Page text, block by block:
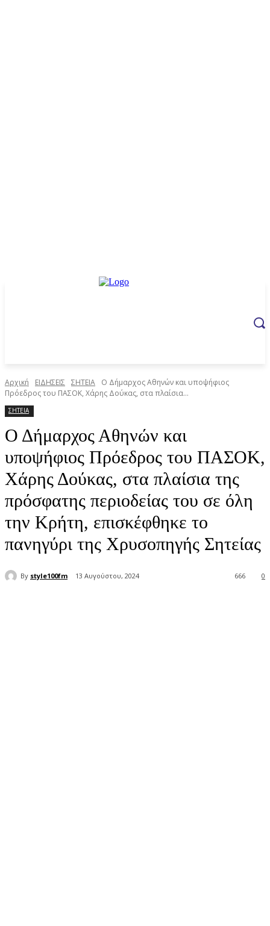
Αρχική ΕΙΔΗΣΕΙΣ ΣΗΤΕΙΑ
Ο Δήμαρχος Αθηνών και υποψήφιος
Πρόεδρος του ΠΑΣΟΚ, Χάρης Δούκας, στα πλαίσια...
ΣΗΤΕΙΑ
Ο Δήμαρχος Αθηνών και
υποψήφιος Πρόεδρος του ΠΑΣΟΚ,
Χάρης Δούκας, στα πλαίσια της
πρόσφατης περιοδείας του σε όλη
την Κρήτη, επισκέφθηκε το
πανηγύρι της Χρυσοπηγής Σητείας
By style100fm 13 Αυγούστου, 2024 0
666